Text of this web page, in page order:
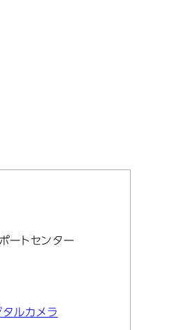
ートセンター
ルカメラ